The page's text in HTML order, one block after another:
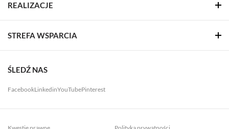
REALIZACJE
STREFA WSPARCIA
ŚLEDŹ NAS
FacebookLinkedinYouTubePinterest